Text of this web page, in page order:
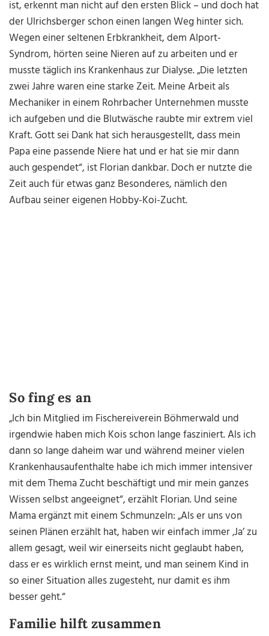
ist, erkennt man nicht auf den ersten Blick–und doch hat
der Ulrichsberger schon einen langen Weg hinter sich.
Wegen einer seltenen Erbkrankheit, dem Alport-
Syndrom, hörten seine Nieren auf zu arbeiten und er
musste täglich ins Krankenhaus zur Dialyse. „Die letzten
zwei Jahre waren eine starke Zeit. Meine Arbeit als
Mechaniker in einem Rohrbacher Unternehmen musste
ich aufgeben und die Blutwäsche raubte mir extrem viel
Kraft. Gott sei Dank hat sich herausgestellt, dass mein
Papa eine passende Niere hat und er hat sie mir dann
auch gespendet“, ist Florian dankbar. Doch er nutzte die
Zeit auch für etwas ganz Besonderes, nämlich den
Aufbau seiner eigenen Hobby-Koi-Zucht.
So fing es an
„Ich bin Mitglied im Fischereiverein Böhmerwald und
irgendwie haben mich Kois schon lange fasziniert. Als ich
dann so lange daheim war und während meiner vielen
Krankenhausaufenthalte habe ich mich immer intensiver
mit dem Thema Zucht beschäftigt und mir mein ganzes
Wissen selbst angeeignet“, erzählt Florian. Und seine
Mama ergänzt mit einem Schmunzeln: „Als er uns von
seinen Plänen erzählt hat, haben wir einfach immer‚Ja’zu
allem gesagt, weil wir einerseits nicht geglaubt haben,
dass er es wirklich ernst meint, und man seinem Kind in
so einer Situation alles zugesteht, nur damit es ihm
besser geht.“
Familie hilft zusammen